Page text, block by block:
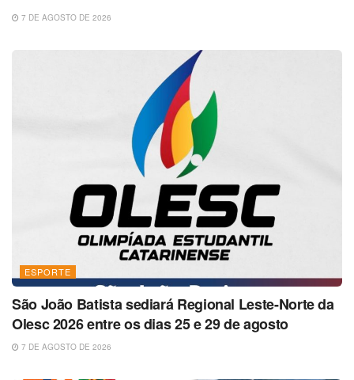
7 DE AGOSTO DE 2026
ESPORTE
São João Batista sediará Regional Leste-Norte da
Olesc 2026 entre os dias 25 e 29 de agosto
7 DE AGOSTO DE 2026